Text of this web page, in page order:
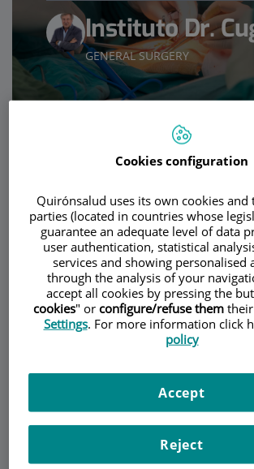
Instituto Dr.
GENERAL SURGERY
DescriptionServicesContact Opening
Make an appointment
Description
Pionero en Cirugía Robótica
Dr. Esteban Cugat Andorrà
una visión futurista y un
excelencia. Su innovador enfoque ha
transformado el panorama de las
quirúrgicas, garantizando resultados
una recuperación más rápida para
Cookies configuration
Quirónsalud uses its own cookies and
parties (located in countries whose
guarantee an adequate level of data
user authentication, statistical
services and showing personalised
through the analysis of your
accept all cookies by pressing the
cookies" or configure/refuse them
Settings. For more information click
policy
Reject
Accept